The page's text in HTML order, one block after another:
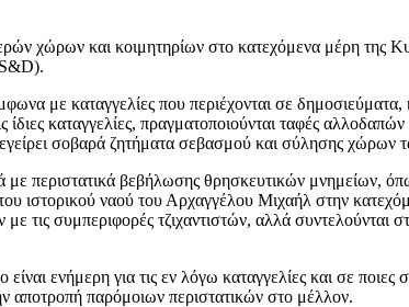
χώρων και κοιμητηρίων στο κατεχόμενα μέρη της
με καταγγελίες που περιέχονται σε
καταγγελίες, πραγματοποιούνται ταφές
σοβαρά ζητήματα σεβασμού και σύλησης χώρων
περιστατικά βεβήλωσης θρησκευτικών μνημείων,
ιστορικού ναού του Αρχαγγέλου Μιχαήλ στην
τις συμπεριφορές τζιχαντιστών, αλλά
ενήμερη για τις εν λόγω καταγγελίες και σε ποιες
αποτροπή παρόμοιων περιστατικών στο μέλλον.